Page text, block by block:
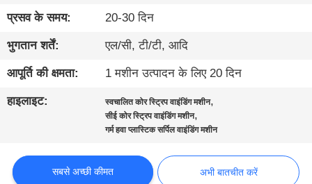
गुणवत्ता
नियंत्रण
हमसे
संपर्क
समाचार
प्रसव के समय: 20-30 दिन
भुगतान शर्तें: एल/सी, टी/टी, आदि
आपूर्ति की क्षमता: 1 मशीन उत्पादन के लिए 20 दिन
हाइलाइट: स्वचालित कोर स्ट्रिप वाइंडिंग मशीन,
सीई कोर स्ट्रिप वाइंडिंग मशीन,
गर्म हवा प्लास्टिक सर्पिल वाइंडिंग मशीन
सबसे अच्छी कीमत अभी बातचीत करें